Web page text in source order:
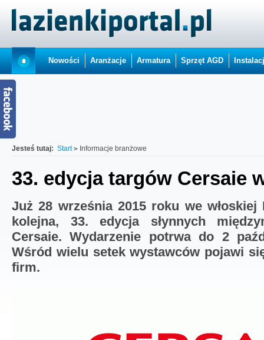
Nowości Aranżacje Armatura Sprzęt AGD
Jesteś tutaj: Start Informacje branżowe
33. edycja targów Cersaie
Już 28 września 2015 roku we
kolejna, 33. edycja słynnych
Cersaie. Wydarzenie potrwa do 2
Wśród wielu setek wystawców pojawi
firm.